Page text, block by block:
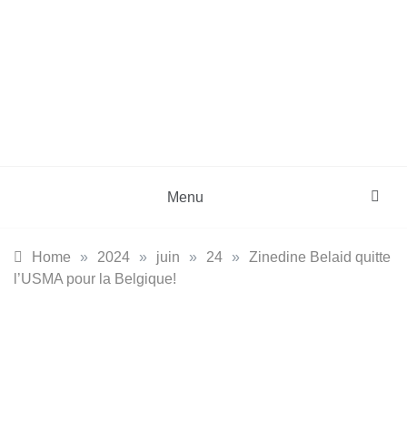
Menu
Home » 2024 » juin » 24 » Zinedine Belaid quitte
l’USMA pour la Belgique!